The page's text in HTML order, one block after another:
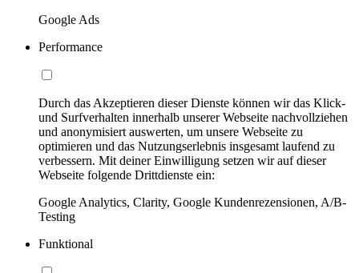
Google Ads
Performance
Durch das Akzeptieren dieser Dienste können wir das Klick-
und Surfverhalten innerhalb unserer Webseite nachvollziehen
und anonymisiert auswerten, um unsere Webseite zu
optimieren und das Nutzungserlebnis insgesamt laufend zu
verbessern. Mit deiner Einwilligung setzen wir auf dieser
Webseite folgende Drittdienste ein:
Google Analytics, Clarity, Google Kundenrezensionen, A/B-
Testing
Funktional